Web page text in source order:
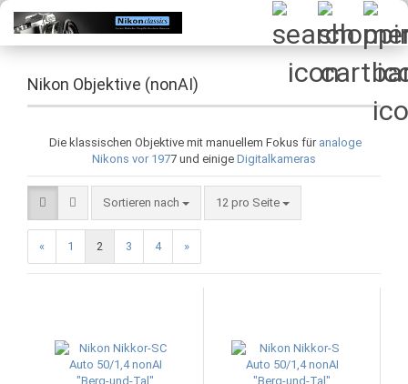
Nikon Objektive (nonAI)
Die klassischen Objektive mit manuellem Fokus für analoge
Nikons vor 1977 und einige Digitalkameras
Sortieren nach
Sortieren nach 12 pro Seite
pro Seite
« 1 2 3 4 »